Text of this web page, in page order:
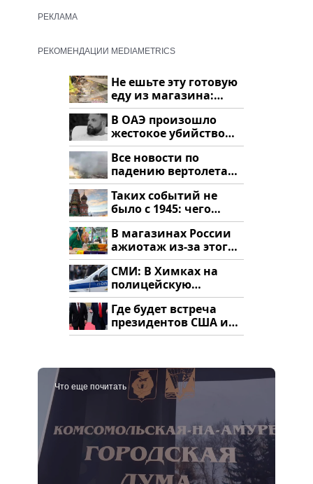
РЕКЛАМА
РЕКОМЕНДАЦИИ MEDIAMETRICS
Не ешьте эту готовую
еду из магазина:
список
В ОАЭ произошло
жестокое убийство
криптомиллионера
Все новости по
падению вертолета
на Кавказе: читать
здесь
Таких событий не
было с 1945: чего
ждать всем нам?
В магазинах России
ажиотаж из-за этого
продукта: что купить?
СМИ: В Химках на
полицейскую
машину напали и
подожгли.
Где будет встреча
президентов США и
России: Европа?
Что еще почитать